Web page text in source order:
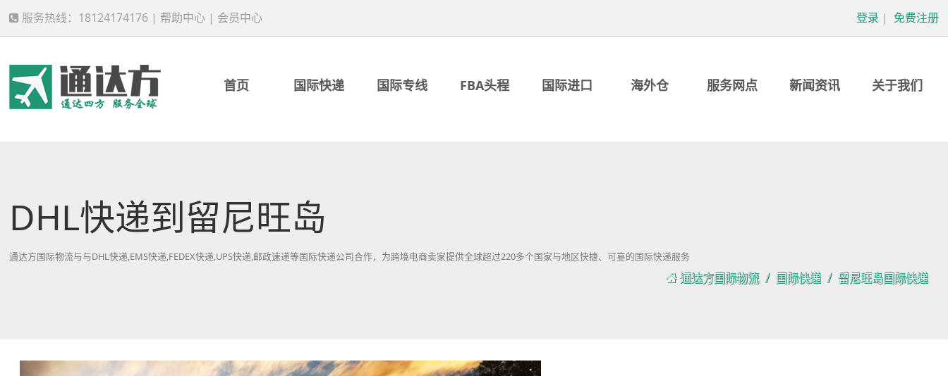
服务热线：18124174176 | 帮助中心 | 会员中心 登录 | 免费注册
首页 国际快递 国际专线 FBA头程 国际进口 海外仓 服务网点 新闻资讯 关于我们
DHL快递到留尼旺岛
通达方国际物流与与DHL快递,EMS快递,FEDEX快递,UPS快递,邮政速递等国际快递公司合作，为跨境电商卖家提供全球超过220多个国家与地区快捷、可靠的国际快递服务
通达方国际物流 国际快递 留尼旺岛国际快递